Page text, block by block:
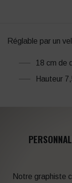
Réglable par un
18 cm de
Hauteur
Notre graphiste